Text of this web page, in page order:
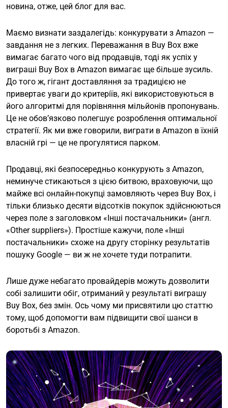
новина, отже, цей блог для вас.
Маємо визнати заздалегідь: конкурувати з Amazon —
завдання не з легких. Переважання в Buy Box вже
вимагає багато чого від продавців, тоді як успіх у
виграші Buy Box в Amazon вимагає ще більше зусиль.
До того ж, гігант доставляння за традицією не
привертає уваги до критеріїв, які використовуються в
його алгоритмі для порівняння мільйонів пропонувань.
Це не обов’язково полегшує розроблення оптимальної
стратегії. Як ми вже говорили, виграти в Amazon в їхній
власній грі — це не прогулятися парком.
Продавці, які безпосередньо конкурують з Amazon,
неминуче стикаються з цією битвою, враховуючи, що
майже всі онлайн-покупці замовляють через Buy Box, і
тільки близько десяти відсотків покупок здійснюються
через поле з заголовком «Інші постачальники» (англ.
«Other suppliers»). Простіше кажучи, поле «Інші
постачальники» схоже на другу сторінку результатів
пошуку Google — ви ж не хочете туди потрапити.
Лише дуже небагато провайдерів можуть дозволити
собі залишити обіг, отриманий у результаті виграшу
Buy Box, без змін. Ось чому ми присвятили цю статтю
тому, щоб допомогти вам підвищити свої шанси в
боротьбі з Amazon.